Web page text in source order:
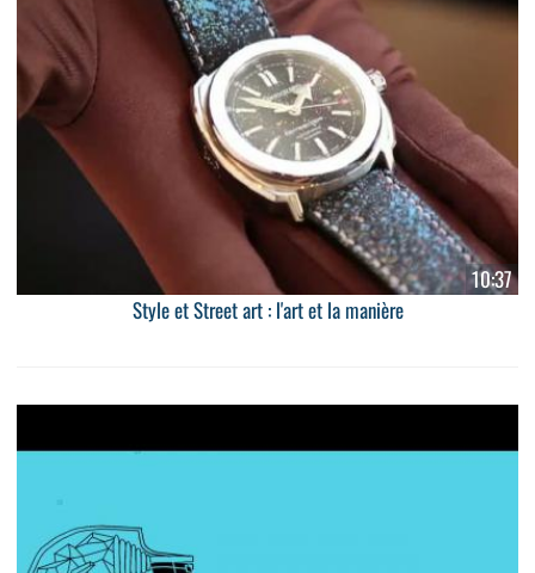
10:37
Style et Street art : l'art et la manière